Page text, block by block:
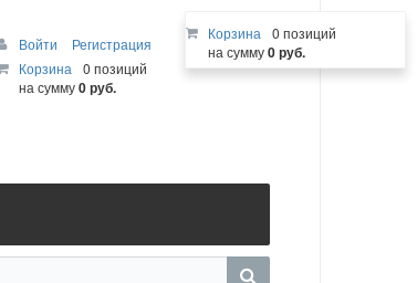
Войти
Регистрация
Корзина
0 позиций
на сумму0 руб.
Корзина
0 позиций
на сумму0 руб.